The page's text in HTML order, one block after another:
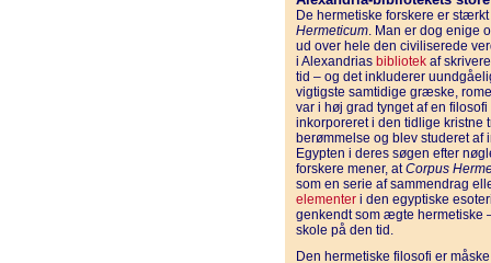
De hermetiske forskere er
Hermeticum. Man er dog enige
ud over hele den civiliserede
i Alexandrias bibliotek af
tid – og det inkluderer
vigtigste samtidige græske,
var i høj grad tynget af en
inkorporeret i den tidlige kristne
berømmelse og blev studeret af
Egypten i deres søgen efter
forskere mener, atCorpus
som en serie af sammendrag
elementer i den egyptiske
genkendt som ægte hermetiske
skole på den tid.
Den hermetiske filosofi er